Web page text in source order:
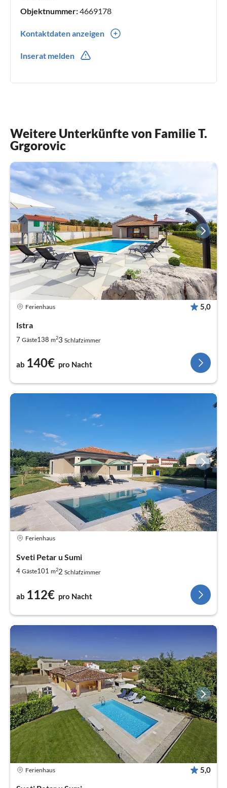
Objektnummer:4669178
Kontaktdaten anzeigen
Inserat melden
Weitere Unterkünfte von Familie T.
Grgorovic
Ferienhaus 5,0
Istra
7 Gäste138 m23 Schlafzimmer
ab 140€ pro Nacht
Ferienhaus
Sveti Petar u Sumi
4 Gäste101 m22 Schlafzimmer
ab 112€ pro Nacht
Ferienhaus 5,0